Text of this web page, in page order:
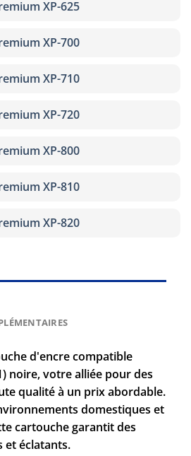
XP-625
XP-700
XP-710
XP-720
XP-800
XP-810
XP-820
d'encre compatible
noire, votre alliée pour des
qualité à un prix abordable.
domestiques et
cartouche garantit des
et éclatants.